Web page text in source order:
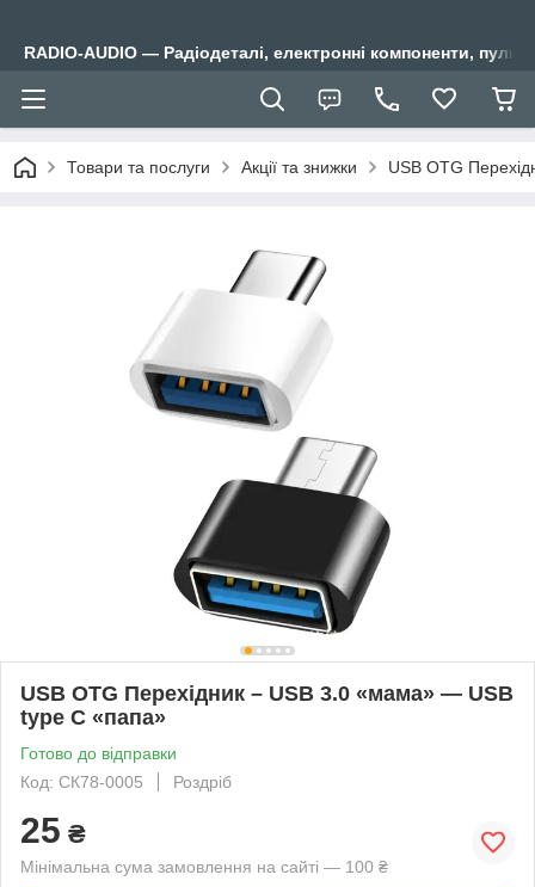
RADIO-AUDIO — Радіодеталі, електронні компоненти,
Товари та послуги Акції та знижки USB OTG
USB OTG Перехідник – USB 3.0 «мама» — USB
type C «папа»
Готово до відправки
Код: СК78-0005
Роздріб
25 ₴
Мінімальна сума замовлення на сайті — 100 ₴